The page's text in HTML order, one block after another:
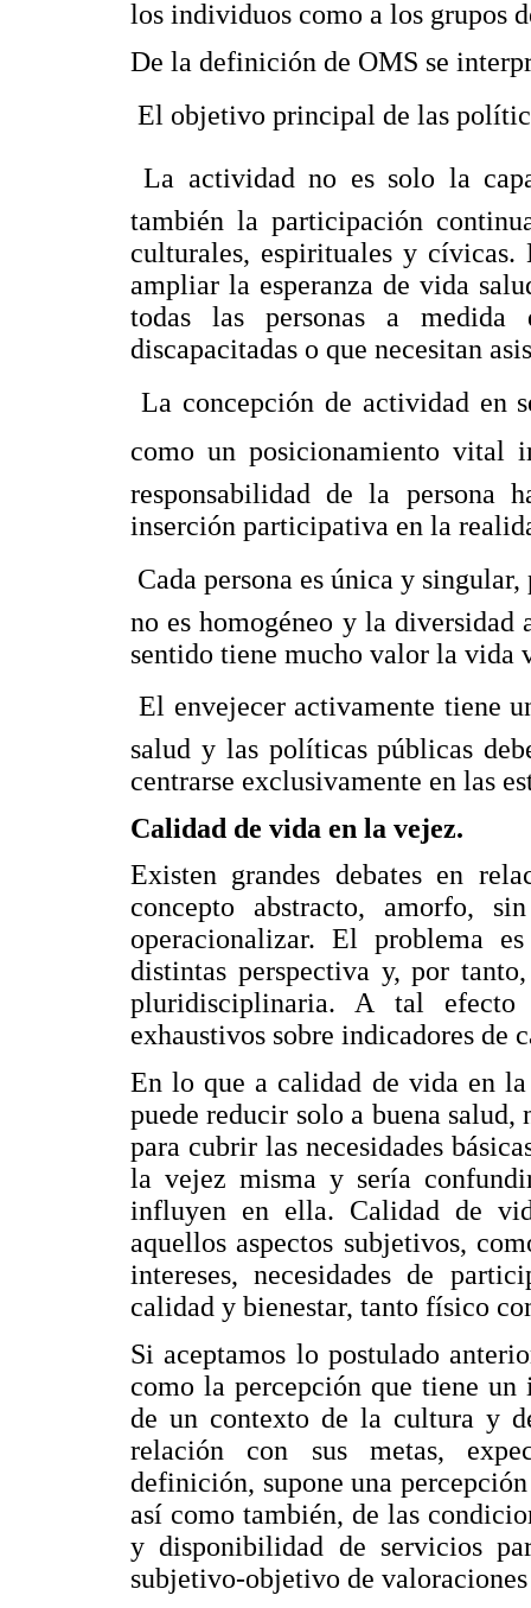
los individuos como a los grupos
De la definición de OMS se
 El objetivo principal de las
 La actividad no es solo la
también la participación
culturales, espirituales y
ampliar la esperanza de vida
todas las personas a medida
discapacitadas o que necesitan
 La concepción de actividad en
como un posicionamiento vital
responsabilidad de la
inserción participativa en la
 Cada persona es única y
no es homogéneo y la diversidad
sentido tiene mucho valor la vida
 El envejecer activamente
salud y las políticas públicas
centrarse exclusivamente en las
Calidad de vida en la vejez.
Existen grandes debates en
concepto abstracto, amorfo,
operacionalizar. El problema
distintas perspectiva y, por
pluridisciplinaria. A tal efecto
exhaustivos sobre indicadores de
En lo que a calidad de vida en
puede reducir solo a buena
para cubrir las necesidades
la vejez misma y sería
influyen en ella. Calidad de
aquellos aspectos subjetivos,
intereses, necesidades de
calidad y bienestar, tanto físico
Si aceptamos lo postulado
como la percepción que tiene
de un contexto de la cultura y
relación con sus metas,
definición, supone una
así como también, de las
y disponibilidad de servicios
subjetivo-objetivo de